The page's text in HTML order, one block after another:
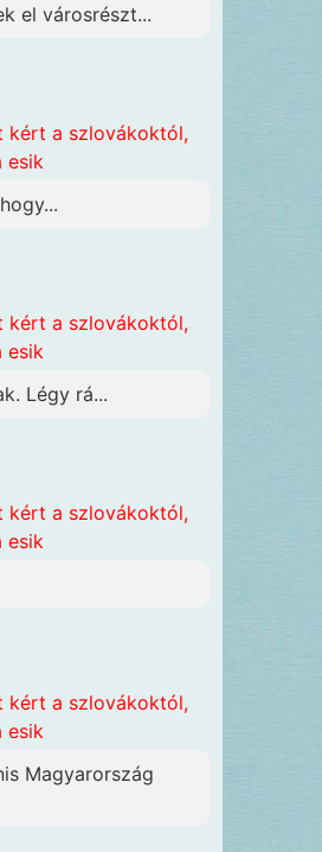
el városrészt...
kért a szlovákoktól,
esik
kért a szlovákoktól,
esik
Légy rá...
kért a szlovákoktól,
esik
kért a szlovákoktól,
esik
Magyarország